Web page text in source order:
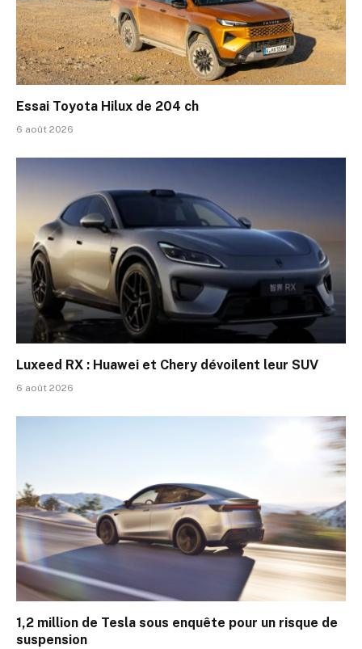
Essai Toyota Hilux de 204 ch
6 août 2026
Luxeed RX : Huawei et Chery dévoilent leur SUV
6 août 2026
1,2 million de Tesla sous enquête pour un risque de
suspension